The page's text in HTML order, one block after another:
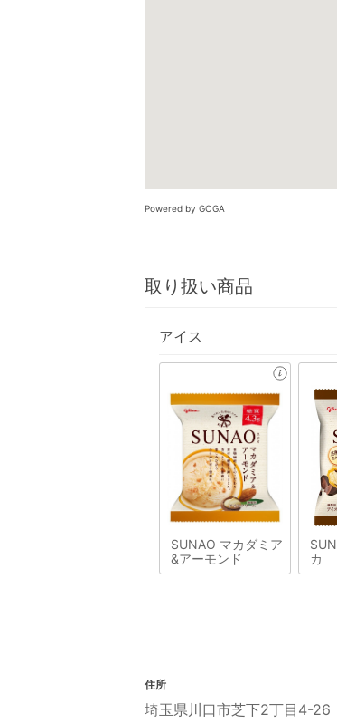
Powered by GOGA
取り扱い商品
アイス
SUNAO マカダミア
&アーモンド
カ
住所
埼玉県川口市芝下2丁目4-26